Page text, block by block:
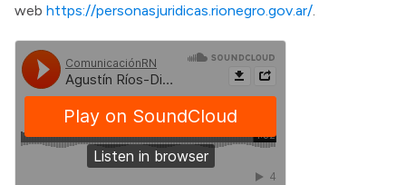
web https://personasjuridicas.rionegro.gov.ar/